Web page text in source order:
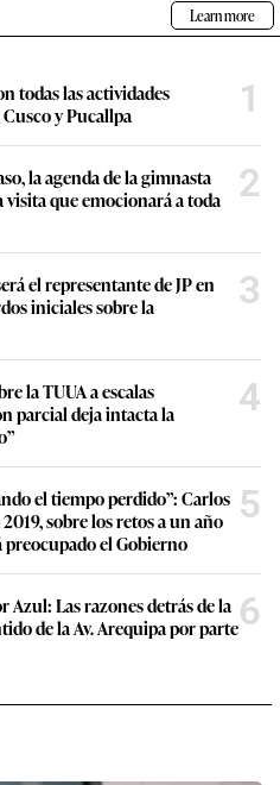
todas las actividades
y Pucallpa
1
la agenda de la gimnasta
que emocionará a toda
2
el representante de JP en
iniciales sobre la
3
la TUUA a escalas
parcial deja intacta la
4
el tiempo perdido”: Carlos
sobre los retos a un año
preocupado el Gobierno
5
Las razones detrás de la
de la Av. Arequipa por parte6